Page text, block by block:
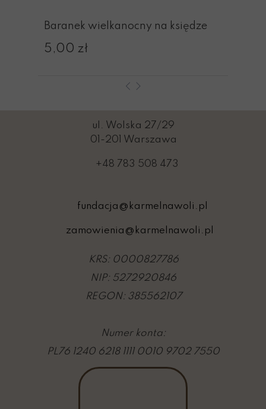
Baranek wielkanocny na księdze
5,00 zł
+48 783 508 473
zamowienia@karmelnawoli.pl
fundacja@karmelnawoli.pl
ul. Wolska 27/29
01-201 Warszawa
KRS: 0000827786
NIP: 5272920846
REGON: 385562107
Numer konta:
PL76 1240 6218 1111 0010 9702 7550